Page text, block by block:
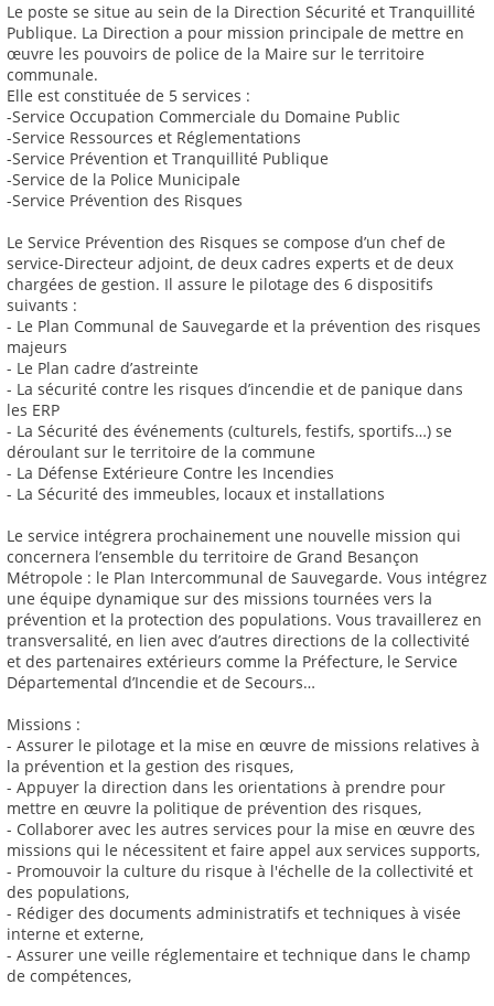
Le poste se situe au sein de la Direction Sécurité et Tranquillité
Publique. La Direction a pour mission principale de mettre en
œuvre les pouvoirs de police de la Maire sur le territoire
communale.
Elle est constituée de 5 services :
-Service Occupation Commerciale du Domaine Public
-Service Ressources et Réglementations
-Service Prévention et Tranquillité Publique
-Service de la Police Municipale
-Service Prévention des Risques
Le Service Prévention des Risques se compose d’un chef de
service-Directeur adjoint, de deux cadres experts et de deux
chargées de gestion. Il assure le pilotage des 6 dispositifs
suivants :
- Le Plan Communal de Sauvegarde et la prévention des risques
majeurs
- Le Plan cadre d’astreinte
- La sécurité contre les risques d’incendie et de panique dans
les ERP
- La Sécurité des événements (culturels, festifs, sportifs…) se
déroulant sur le territoire de la commune
- La Défense Extérieure Contre les Incendies
- La Sécurité des immeubles, locaux et installations
Le service intégrera prochainement une nouvelle mission qui
concernera l’ensemble du territoire de Grand Besançon
Métropole : le Plan Intercommunal de Sauvegarde. Vous intégrez
une équipe dynamique sur des missions tournées vers la
prévention et la protection des populations. Vous travaillerez en
transversalité, en lien avec d’autres directions de la collectivité
et des partenaires extérieurs comme la Préfecture, le Service
Départemental d’Incendie et de Secours…
Missions :
- Assurer le pilotage et la mise en œuvre de missions relatives à
la prévention et la gestion des risques,
- Appuyer la direction dans les orientations à prendre pour
mettre en œuvre la politique de prévention des risques,
- Collaborer avec les autres services pour la mise en œuvre des
missions qui le nécessitent et faire appel aux services supports,
- Promouvoir la culture du risque à l'échelle de la collectivité et
des populations,
- Rédiger des documents administratifs et techniques à visée
interne et externe,
- Assurer une veille réglementaire et technique dans le champ
de compétences,